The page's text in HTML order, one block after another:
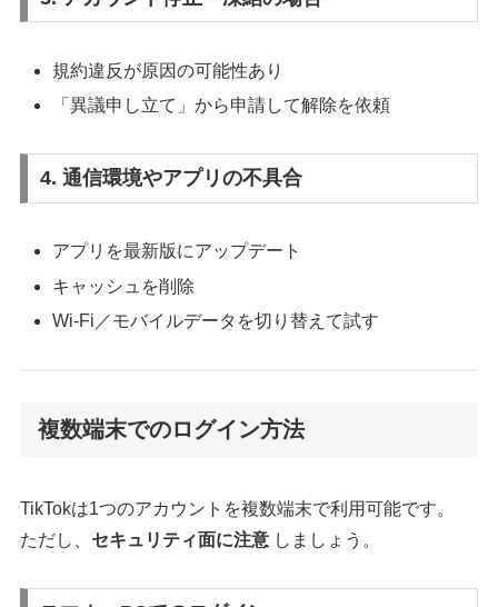
規約違反が原因の可能性あり
「異議申し立て」から申請して解除を依頼
4. 通信環境やアプリの不具合
アプリを最新版にアップデート
キャッシュを削除
Wi-Fi／モバイルデータを切り替えて試す
複数端末でのログイン方法
TikTokは1つのアカウントを複数端末で利用可能です。
ただし、 セキュリティ面に注意 しましょう。